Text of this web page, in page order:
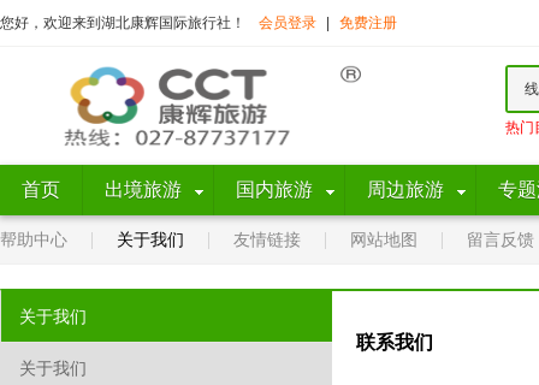
您好，欢迎来到湖北康辉国际旅行社！ 会员登录 免费注册
热门
首页 出境旅游 国内旅游 周边旅游 专
帮助中心 关于我们 友情链接 网站地图 留言反馈
关于我们
关于我们
联系我们